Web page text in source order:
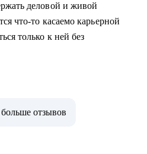
деловой и живой
что-то касаемо карьерной
только к ней без
отзывов